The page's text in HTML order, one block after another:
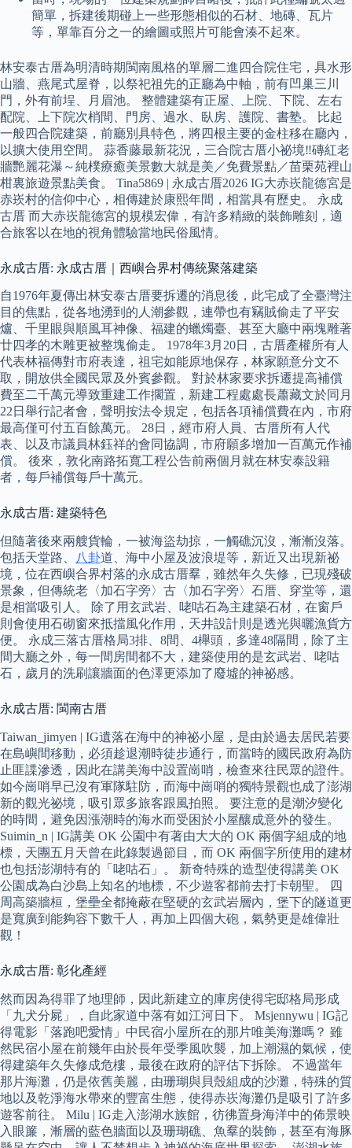
簡單，拆建後期碰上一些形態相似的石材、地磚、瓦片
等，單靠百分之一的繪圖或照片可能會湊不起來。
林安泰古厝為明清時期閩南風格的單層二進四合院住宅，具水形
山牆、燕尾式屋脊，以祭祀祖先的正廳為中軸，前有凹巢三川
門，外有前埕、月眉池。 整體建築有正屋、上院、下院、左右
配院、上下院次梢間、門房、過水、臥房、護院、書塾。 比起
一般四合院建築，前廳別具特色，將四根主要的金柱移在廳內，
以擴大使用空間。 蒜香藤最新花況，三合院古厝小祕境‼️磚紅老
牆艷麗花瀑～純樸療癒美景數大就是美／免費景點／苗栗苑裡山
柑裏旅遊景點美食。 Tina5869 | 永成古厝2026 IG大赤崁龍德宮是
赤崁村的信仰中心，相傳建於康熙年間，相當具有歷史。 永成
古厝 而大赤崁龍德宮的規模宏偉，有許多精緻的裝飾雕刻，適
合旅客以在地的視角體驗當地民俗風情。
永成古厝: 永成古厝｜西嶼合界村傳統聚落建築
自1976年夏傳出林安泰古厝要拆遷的消息後，此宅成了全臺灣注
目的焦點，從各地湧到的人潮參觀，連帶也有竊賊偷走了平安
爐、千里眼與順風耳神像、福建的蠟燭臺、甚至大廳中兩塊雕著
廿四孝的木雕更被整塊偷走。 1978年3月20日，古厝產權所有人
代表林福傳對市府表達，祖宅如能原地保存，林家願意分文不
取，開放供全國民眾及外賓參觀。 對於林家要求拆遷提高補償
費至二千萬元導致重建工作擱置，新建工程處處長蕭藏文於同月
22日舉行記者會，聲明按法令規定，包括各項補償費在內，市府
最高僅可付五百餘萬元。 28日，經市府人員、古厝所有人代
表、以及市議員林鈺祥的會同協調，市府願多增加一百萬元作補
償。 後來，敦化南路拓寬工程公告前兩個月就在林安泰設籍
者，每戶補償每戶十萬元。
永成古厝: 建築特色
但隨著後來兩艘貨輪，一被海盜劫掠，一觸礁沉沒，漸漸沒落。
包括天堂路、
八卦道、海中小屋及波浪堤等，新近又出現新祕
境，位在西嶼合界村落的永成古厝羣，雖然年久失修，已現殘破
景象，但傳統老〈加石字旁〉古〈加石字旁〉石厝、穿堂等，還
是相當吸引人。 除了用玄武岩、咾咕石為主建築石材，在窗戶
則會使用石砌窗來抵擋風化作用，天井設計則是透光與曬漁貨方
便。 永成三落古厝格局3排、8間、4櫸頭，多達48隔間，除了主
間大廳之外，每一間房間都不大，建築使用的是玄武岩、咾咕
石，歲月的洗刷讓牆面的色澤更添加了廢墟的神祕感。
永成古厝: 閩南古厝
Taiwan_jimyen | IG遺落在海中的神祕小屋，是由於過去居民若要
在島嶼間移動，必須趁退潮時徒步通行，而當時的國民政府為防
止匪諜滲透，因此在講美海中設置崗哨，檢查來往民眾的證件。
如今崗哨早已沒有軍隊駐防，而海中崗哨的獨特景觀也成了澎湖
新的觀光祕境，吸引眾多旅客跟風拍照。 要注意的是潮汐變化
的時間，避免因漲潮時的海水而受困於小屋釀成意外的發生。
Suimin_n | IG講美 OK 公園中有著由大大的 OK 兩個字組成的地
標，天團五月天曾在此錄製過節目，而 OK 兩個字所使用的建材
也包括澎湖特有的「咾咕石」。 新奇特殊的造型使得講美 OK
公園成為白沙島上知名的地標，不少遊客都前去打卡朝聖。 四
周高築牆桓，堡壘全都掩蔽在堅硬的玄武岩層內，堡下的隧道更
是寬廣到能夠容下數千人，再加上四個大砲，氣勢更是雄偉壯
觀！
永成古厝: 彰化產經
然而因為得罪了地理師，因此新建立的庫房使得宅邸格局形成
「九犬分屍」，自此家道中落有如江河日下。 Msjennywu | IG記
得電影「落跑吧愛情」中民宿小屋所在的那片唯美海灘嗎？ 雖
然民宿小屋在前幾年由於長年受季風吹襲，加上潮濕的氣候，使
得建築年久失修成危樓，最後在政府的評估下拆除。 不過當年
那片海灘，仍是依舊美麗，由珊瑚與貝殼組成的沙灘，特殊的質
地以及乾淨海水帶來的豐富生態，使得赤崁海灘仍是吸引了許多
遊客前往。 Milu | IG走入澎湖水族館，彷彿置身海洋中的佈景映
入眼簾，漸層的藍色牆面以及珊瑚礁、魚羣的裝飾，甚至有海豚